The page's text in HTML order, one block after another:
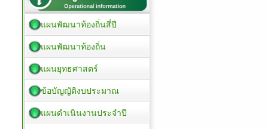
แผนพัฒนาท้องถิ่นสี่ปี
แผนพัฒนาท้องถิ่น
แผนยุทธศาสตร์
ข้อบัญญัติงบประมาณ
แผนดำเนินงานประจำปี